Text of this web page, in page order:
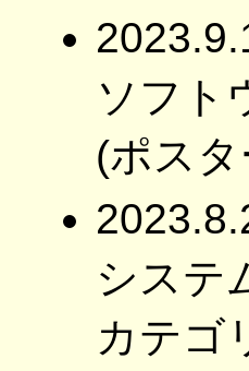
ソフト
(ポス
システ
カテゴ